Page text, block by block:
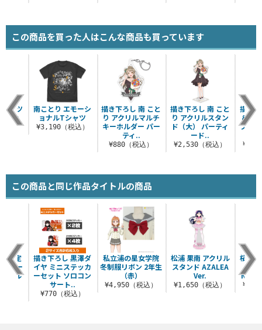
この商品を買った人はこんな商品も買っています
描き下ろし 南 こと
り アクリルマルチ
キーホルダー パー
ティ..
¥880（税込）
描き下ろし 南 こと
り アクリルスタン
ド（大） パーティ
ード..
¥2,530（税込）
描き
＆絵
フタ
ャツ
Ver.
込）
南ことり エモーシ
ョナルTシャツ
¥3,190（税込）
この商品と同じ作品タイトルの商品
私立浦の星女学院
冬制服リボン 2年生
（赤）
¥4,950（税込）
松浦 果南 アクリル
スタンド AZALEA
Ver.
¥1,650（税込）
桜坂
ラー
NEO
限定
ラー
クル
描き下ろし 黒澤ダ
イヤ ミニステッカ
ーセット ソロコン
サート..
¥770（税込）